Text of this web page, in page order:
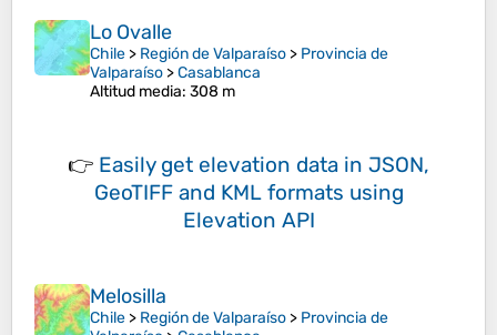
Lo Ovalle
Chile > Región de Valparaíso > Provincia de
Valparaíso >Casablanca
Altitud media: 308 m
👉 Easily get elevation data in JSON,
GeoTIFF and KML formats using
Elevation API
Melosilla
Chile > Región de Valparaíso > Provincia de